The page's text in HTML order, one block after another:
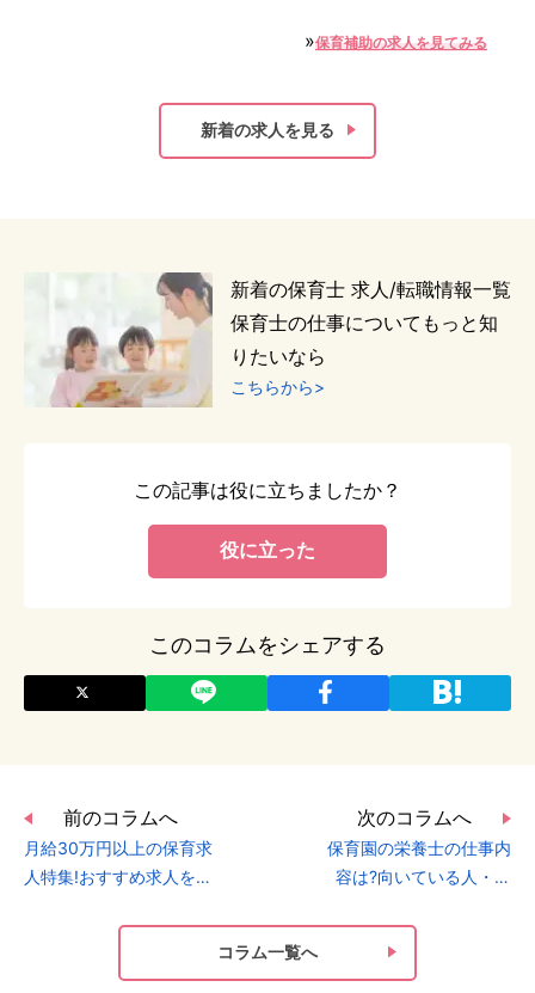
»保育補助の求人を見てみる
新着の求人を見る
新着の保育士 求人/転職情報一覧
保育士の仕事についてもっと知
りたいなら
こちらから>
この記事は役に立ちましたか？
役に立った
このコラムをシェアする
前のコラムへ
月給30万円以上の保育求
人特集!おすすめ求人をチ
次のコラムへ
保育園の栄養士の仕事内
容は?向いている人・い
コラム一覧へ